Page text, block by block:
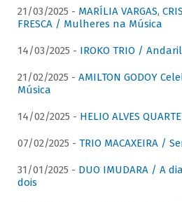
21/03/2025 - MARÍLIA VARGAS,
FRESCA / Mulheres na Música
14/03/2025 - IROKO TRIO /
21/02/2025 - AMILTON GODOY
Música
14/02/2025 - HELIO ALVES
07/02/2025 - TRIO MACAXEIRA /
31/01/2025 - DUO IMUDARA / A
dois